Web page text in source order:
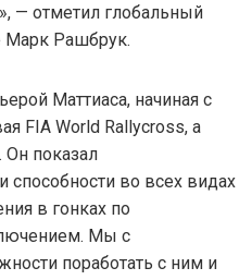
— отметил глобальный
Марк Рашбрук.
Маттиаса, начиная с
FIA World Rallycross, а
Он показал
способности во всех видах
в гонках по
Мы с
поработать с ним и